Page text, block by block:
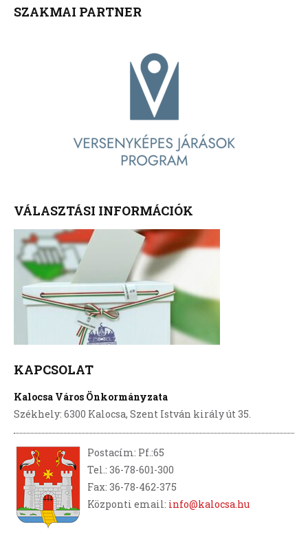
SZAKMAI PARTNER
VÁLASZTÁSI INFORMÁCIÓK
KAPCSOLAT
Kalocsa Város Önkormányzata
Székhely: 6300 Kalocsa, Szent István király út 35.
Postacím: Pf.:65
Tel.: 36-78-601-300
Fax: 36-78-462-375
Központi email: info@kalocsa.hu